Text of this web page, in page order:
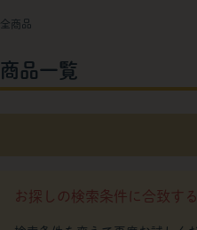
全商品
商品一覧
お探しの検索条件に合致す